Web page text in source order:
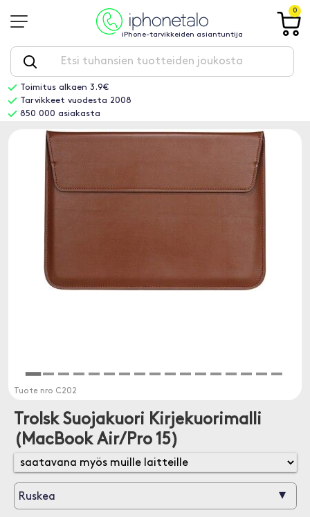
iPhone-tarvikkeiden asiantuntija
0
Toimitus alkaen 3.9€
Tarvikkeet vuodesta 2008
850 000 asiakasta
Tuote nro C202
Trolsk Suojakuori Kirjekuorimalli
(MacBook Air/Pro 15)
Ruskea ▾